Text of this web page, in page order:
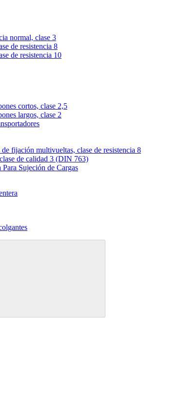
normal, clase 3
de resistencia 8
de resistencia 10
cortos, clase 2,5
largos, clase 2
fijación multivueltas, clase de resistencia 8
de calidad 3 (DIN 763)
Sujeción de Cargas